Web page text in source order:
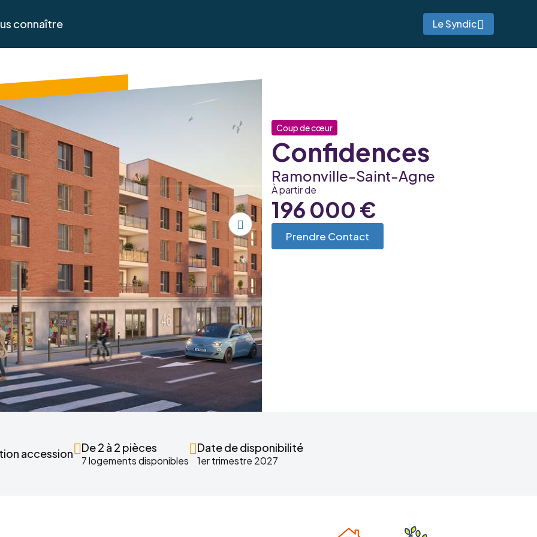
connaître Le Syndic
Coup de cœur
Confidences
Ramonville-Saint-Agne
À partir de
196 000 €
Prendre Contact
accession De 2 à 2 pièces
7 logements disponibles
Date de disponibilité
1er trimestre 2027